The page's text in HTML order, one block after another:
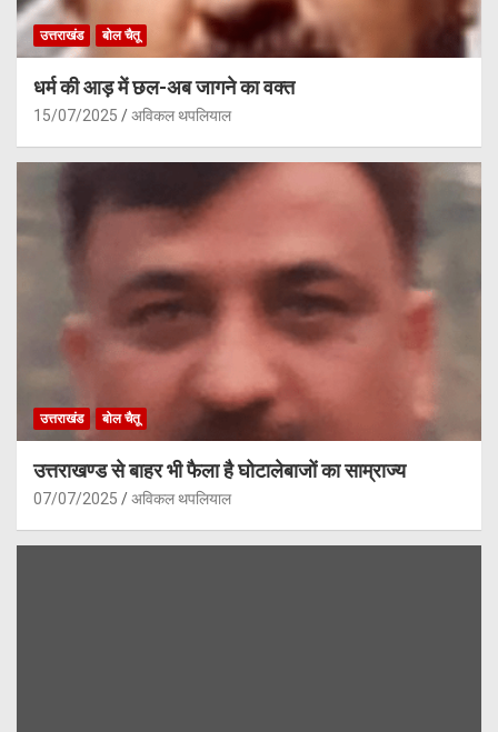
उत्तराखंड बोल चैतू
धर्म की आड़ में छल-अब जागने का वक्त
15/07/2025 अविकल थपलियाल
उत्तराखंड बोल चैतू
उत्तराखण्ड से बाहर भी फैला है घोटालेबाजों का साम्राज्य
07/07/2025 अविकल थपलियाल